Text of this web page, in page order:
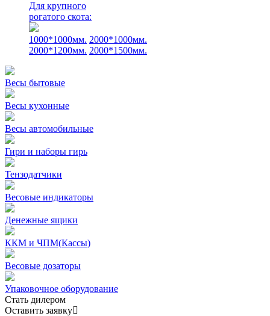
Для крупного
рогатого скота:
1000*1000мм. 2000*1000мм.
2000*1200мм. 2000*1500мм.
Весы бытовые
Весы кухонные
Весы автомобильные
Гири и наборы гирь
Тензодатчики
Весовые индикаторы
Денежные ящики
ККМ и ЧПМ(Кассы)
Весовые дозаторы
Упаковочное оборудование
Стать дилером
Оставить заявку